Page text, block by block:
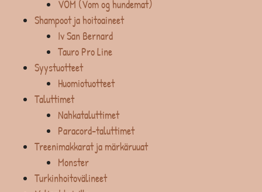
VOM (Vom og hundemat)
Shampoot ja hoitoaineet
Iv San Bernard
Tauro Pro Line
Syystuotteet
Huomiotuotteet
Taluttimet
Nahkataluttimet
Paracord-taluttimet
Treenimakkarat ja märkäruuat
Monster
Turkinhoitovälineet